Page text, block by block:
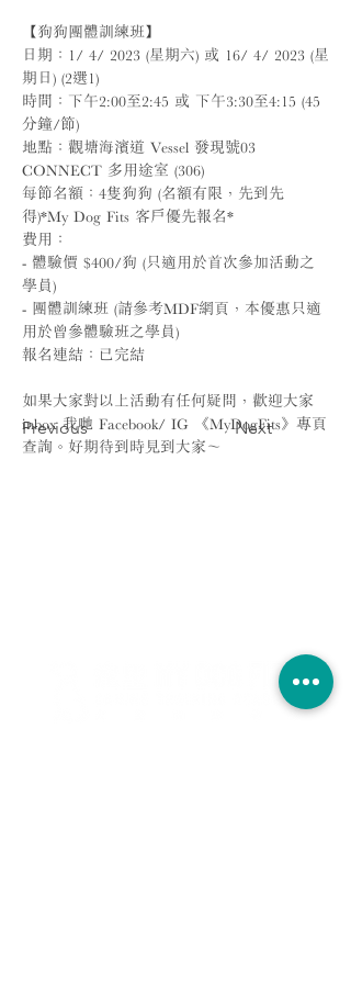
Previous Next
【狗狗團體訓練班】
日期：1/ 4/ 2023 (星期六) 或 16/ 4/ 2023 (星
期日) (2選1)
時間：下午2:00至2:45 或 下午3:30至4:15 (45
分鐘/節)
地點：觀塘海濱道 Vessel 發現號03
CONNECT 多用途室 (306)
每節名額：4隻狗狗 (名額有限，先到先
得)*My Dog Fits 客戶優先報名*
費用：
- 體驗價 $400/狗 (只適用於首次參加活動之
學員)
- 團體訓練班 (請參考MDF網頁，本優惠只適
用於曾參體驗班之學員)
報名連結： 已完結
如果大家對以上活動有任何疑問，歡迎大家
inbox 我哋 Facebook/ IG 《MyDogFits》專頁
查詢。好期待到時見到大家～​